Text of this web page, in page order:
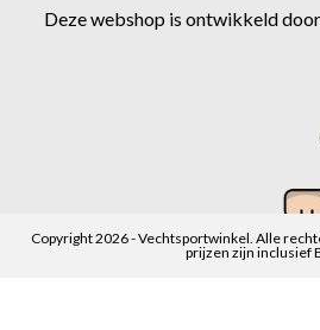
Deze webshop is ontwikkeld
Copyright 2026 - Vechtsportwinkel. Alle
prijzen zijn inclusief